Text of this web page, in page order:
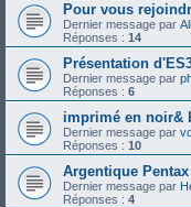
Pour vous
Dernier message par
Réponses : 14
Présentation
Dernier message par
Réponses : 6
imprimé en noir&
Dernier message par
Réponses : 10
Argentique Pentax
Dernier message par
Réponses : 4